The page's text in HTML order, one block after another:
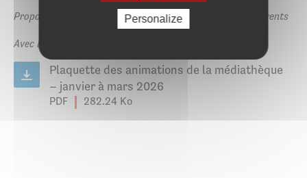
Proposée dans le cadre de l’événement La journée des parents
Avec Laurent Noël de Samelia.
Plaquette des animations de la médiathèque
– janvier à mars 2026
PDF 282.24 Ko
Personalize